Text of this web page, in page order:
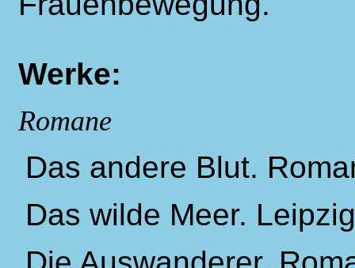
Werke:
Romane
Das andere Blut.
Das wilde Meer.